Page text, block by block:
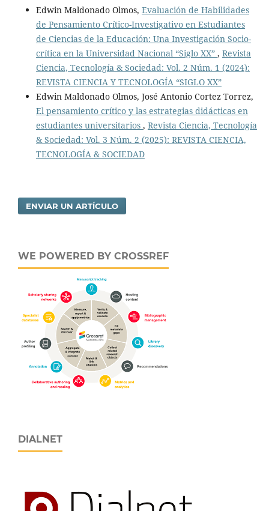
Edwin Maldonado Olmos, Evaluación de Habilidades
de Pensamiento Crítico-Investigativo en Estudiantes
de Ciencias de la Educación: Una Investigación Socio-
crítica en la Universidad Nacional “Siglo XX” , Revista
Ciencia, Tecnología & Sociedad: Vol. 2 Núm. 1 (2024):
REVISTA CIENCIA Y TECNOLOGÍA “SIGLO XX”
Edwin Maldonado Olmos, José Antonio Cortez Torrez,
El pensamiento crítico y las estrategias didácticas en
estudiantes universitarios , Revista Ciencia, Tecnología
& Sociedad: Vol. 3 Núm. 2 (2025): REVISTA CIENCIA,
TECNOLOGÍA & SOCIEDAD
ENVIAR UN ARTÍCULO
WE POWERED BY CROSSREF
DIALNET